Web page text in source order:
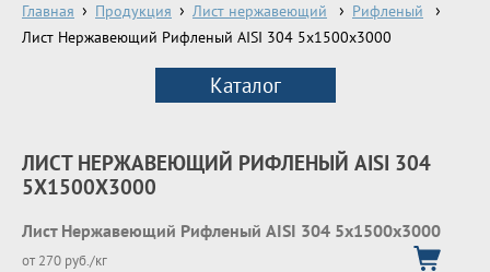
Главная Продукция Лист нержавеющий
Рифленый
Лист Нержавеющий Рифленый AISI 304 5х1500х3000
Каталог
ЛИСТ НЕРЖАВЕЮЩИЙ РИФЛЕНЫЙ AISI 304
5Х1500Х3000
Лист Нержавеющий Рифленый AISI 304 5х1500х3000
от 270 руб./кг